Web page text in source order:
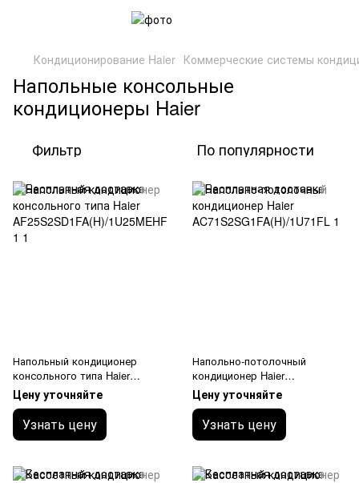
Кондиционирование Haier Коммерческие системы
Напольные консольные
кондиционеры Haier
Фильтр По популярности
Напольный кондиционер
консольного типа Haier
AF25S2SD1FA(H)/1U25MEHFR
A-1
Цену уточняйте
Узнать цену
Напольно-потолочный
кондиционер Haier
AC71S2SG1FA(H)/1U71FL
Цену уточняйте
Узнать цену